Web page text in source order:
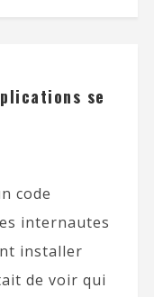
se
code
internautes
installer
de voir qui